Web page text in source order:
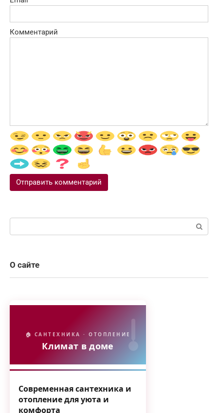
Комментарий
Поиск:
О сайте
🏠 САНТЕХНИКА · ОТОПЛЕНИЕ
Климат в доме
Современная сантехника и
отопление для уюта и
комфорта